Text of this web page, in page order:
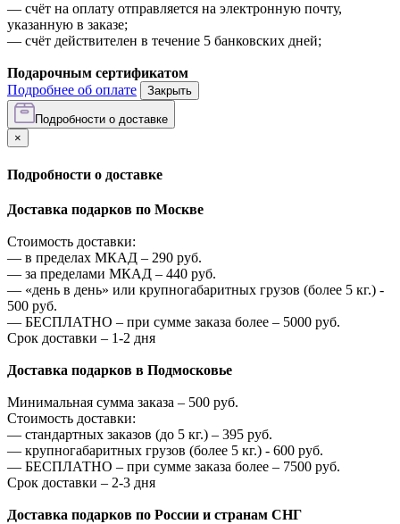
— счёт на оплату отправляется на электронную почту,
указанную в заказе;
— счёт действителен в течение 5 банковских дней;
Подарочным сертификатом
Подробнее об оплате
Закрыть
Подробности о доставке
×
Подробности о доставке
Доставка подарков по Москве
Стоимость доставки:
— в пределах МКАД – 290 руб.
— за пределами МКАД – 440 руб.
— «день в день» или крупногабаритных грузов (более 5 кг.) -
500 руб.
— БЕСПЛАТНО – при сумме заказа более – 5000 руб.
Срок доставки – 1-2 дня
Доставка подарков в Подмосковье
Минимальная сумма заказа – 500 руб.
Стоимость доставки:
— стандартных заказов (до 5 кг.) – 395 руб.
— крупногабаритных грузов (более 5 кг.) - 600 руб.
— БЕСПЛАТНО – при сумме заказа более – 7500 руб.
Срок доставки – 2-3 дня
Доставка подарков по России и странам СНГ